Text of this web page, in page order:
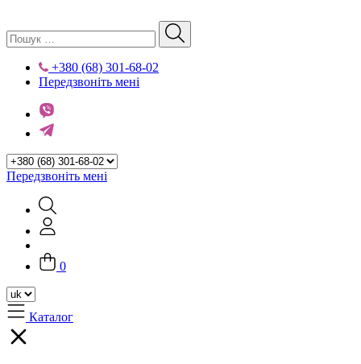
+380 (68) 301-68-02
Передзвоніть мені
Передзвоніть мені
0
Каталог